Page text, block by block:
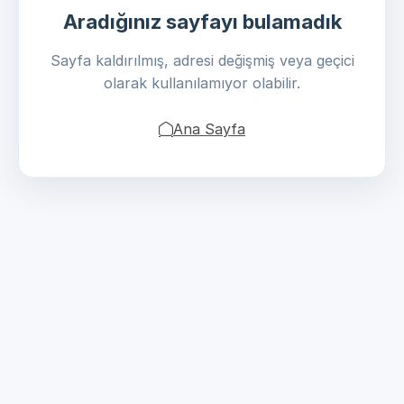
Aradığınız sayfayı bulamadık
Sayfa kaldırılmış, adresi değişmiş veya geçici
olarak kullanılamıyor olabilir.
Ana Sayfa